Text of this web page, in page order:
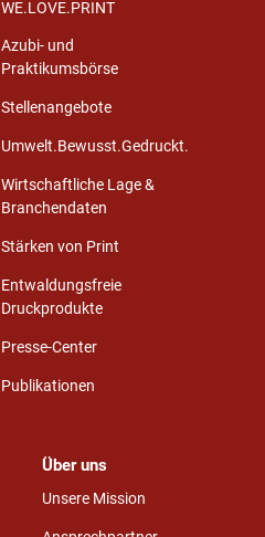
WE.LOVE.PRINT
Azubi- und
Praktikumsbörse
Stellenangebote
Umwelt.Bewusst.Gedruckt.
Wirtschaftliche Lage &
Branchendaten
Stärken von Print
Entwaldungsfreie
Druckprodukte
Presse-Center
Publikationen
Über uns
Unsere Mission